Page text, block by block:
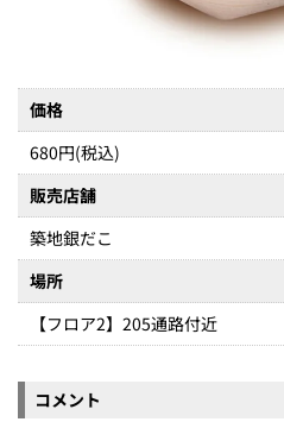
価格
680円(税込)
販売店舗
築地銀だこ
場所
【フロア2】205通路付近
コメント